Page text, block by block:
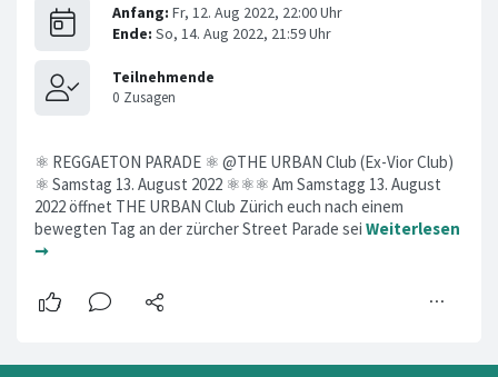
⚛ REGGAETON PARADE ⚛ @THE URBAN Club (Ex-Vior Club)
⚛ Samstag 13. August 2022 ⚛⚛⚛ Am Samstagg 13. August
2022 öffnet THE URBAN Club Zürich euch nach einem
bewegten Tag an der zürcher Street Parade sei Weiterlesen
➞